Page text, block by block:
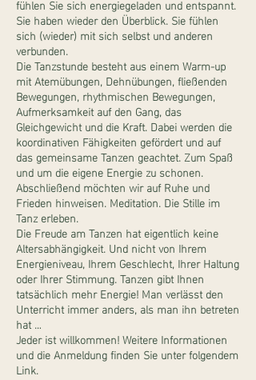
fühlen Sie sich energiegeladen und entspannt.
Sie haben wieder den Überblick. Sie fühlen
sich (wieder) mit sich selbst und anderen
verbunden.
Die Tanzstunde besteht aus einem Warm-up
mit Atemübungen, Dehnübungen, fließenden
Bewegungen, rhythmischen Bewegungen,
Aufmerksamkeit auf den Gang, das
Gleichgewicht und die Kraft. Dabei werden die
koordinativen Fähigkeiten gefördert und auf
das gemeinsame Tanzen geachtet. Zum Spaß
und um die eigene Energie zu schonen.
Abschließend möchten wir auf Ruhe und
Frieden hinweisen. Meditation. Die Stille im
Tanz erleben.
Die Freude am Tanzen hat eigentlich keine
Altersabhängigkeit. Und nicht von Ihrem
Energieniveau, Ihrem Geschlecht, Ihrer Haltung
oder Ihrer Stimmung. Tanzen gibt Ihnen
tatsächlich mehr Energie! Man verlässt den
Unterricht immer anders, als man ihn betreten
hat …
Jeder ist willkommen! Weitere Informationen
und die Anmeldung finden Sie unter folgendem
Link.